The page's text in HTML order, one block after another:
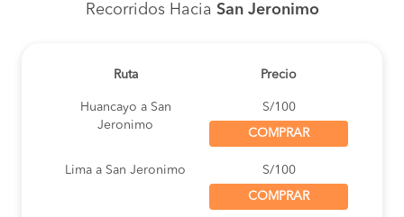
Recorridos Hacia San Jeronimo
Ruta Precio
Huancayo a San
Jeronimo
S/100
COMPRAR
Lima a San Jeronimo S/100
COMPRAR